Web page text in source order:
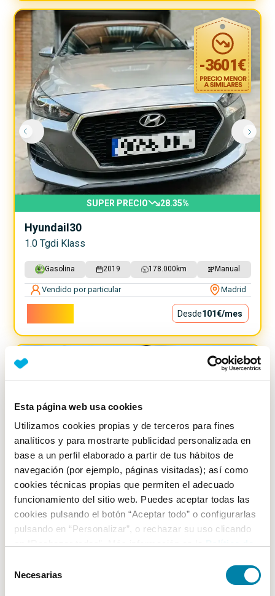
Esta página web usa cookies
Utilizamos cookies propias y de terceros para fines
analíticos y para mostrarte publicidad personalizada en
base a un perfil elaborado a partir de tus hábitos de
navegación (por ejemplo, páginas visitadas); así como
cookies técnicas propias que permiten el adecuado
funcionamiento del sitio web. Puedes aceptar todas las
cookies pulsando el botón “Aceptar todo” o configurarlas
pulsando en “Personalizar”, o rechazar su uso clicando
Necesarias
-3601€
SUPER PRECIO 28.35%
HyundaiI30
1.0 Tgdi Klass
Gasolina 2019 178.000 km Manual
Vendido por particular Madrid
Desde101€/mes
1.6 Crdi 48v Maxx Dct